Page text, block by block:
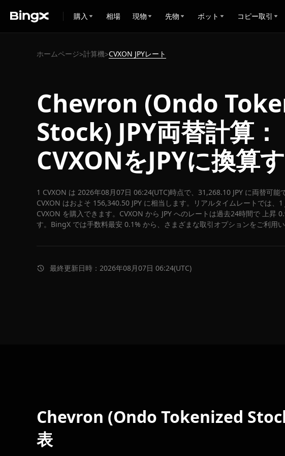
購入 相場 現物 先物 ボット コピー取引
ホームページ>計算機>CVXON JPYレート
Chevron (Ondo
Stock) JPY両替計算：
CVXONをJPYに換算
1 CVXON は 2026年08月07日 06:24(UTC)時点で、31,268.10 JPY に両替可能
CVXON はおよそ 156,340.50 JPY に相当します。リアルタイムレートでは、1
CVXON を購入できます。CVXON から JPY へのレートは過去24時間で 上昇
す。BingX では手数料最安 0.1% から、さまざまな取引オプションをご利用い
最終更新日時：2026年08月07日 06:24(UTC)
Chevron (Ondo Tokenized
表